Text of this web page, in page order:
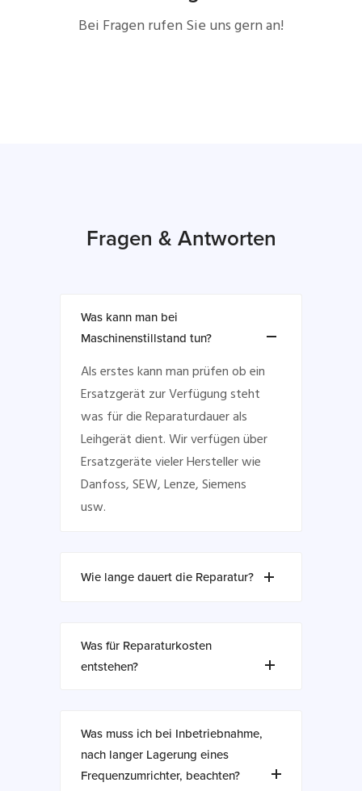
Bei Fragen rufen Sie uns gern an!
Fragen & Antworten
Was kann man bei
Maschinenstillstand tun?
Als erstes kann man prüfen ob ein
Ersatzgerät zur Verfügung steht
was für die Reparaturdauer als
Leihgerät dient. Wir verfügen über
Ersatzgeräte vieler Hersteller wie
Danfoss, SEW, Lenze, Siemens
usw.
Wie lange dauert die Reparatur?
Was für Reparaturkosten
entstehen?
Was muss ich bei Inbetriebnahme,
nach langer Lagerung eines
Frequenzumrichter, beachten?